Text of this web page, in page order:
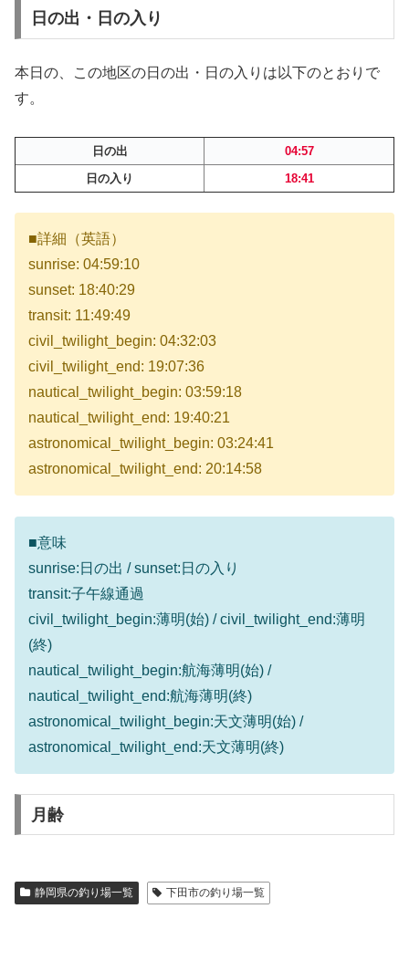
日の出・日の入り
本日の、この地区の日の出・日の入りは以下のとおりで
す。
日の出
04:57
日の入り
18:41
■詳細（英語）
sunrise: 04:59:10
sunset: 18:40:29
transit: 11:49:49
civil_twilight_begin: 04:32:03
civil_twilight_end: 19:07:36
nautical_twilight_begin: 03:59:18
nautical_twilight_end: 19:40:21
astronomical_twilight_begin: 03:24:41
astronomical_twilight_end: 20:14:58
■意味
sunrise:日の出 / sunset:日の入り
transit:子午線通過
civil_twilight_begin:薄明(始) / civil_twilight_end:薄明
(終)
nautical_twilight_begin:航海薄明(始) /
nautical_twilight_end:航海薄明(終)
astronomical_twilight_begin:天文薄明(始) /
astronomical_twilight_end:天文薄明(終)
月齢
静岡県の釣り場一覧 下田市の釣り場一覧